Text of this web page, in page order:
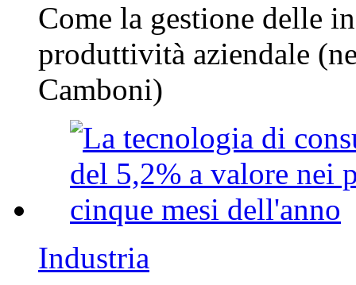
Come la gestione delle
produttività aziendale
Camboni)
Industria